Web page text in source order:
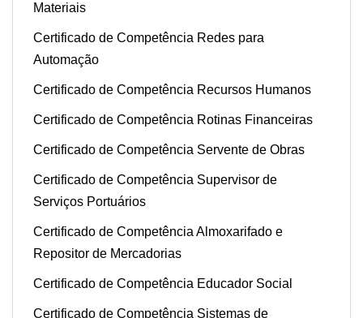
Materiais
Certificado de Competência Redes para
Automação
Certificado de Competência Recursos Humanos
Certificado de Competência Rotinas Financeiras
Certificado de Competência Servente de Obras
Certificado de Competência Supervisor de
Serviços Portuários
Certificado de Competência Almoxarifado e
Repositor de Mercadorias
Certificado de Competência Educador Social
Certificado de Competência Sistemas de